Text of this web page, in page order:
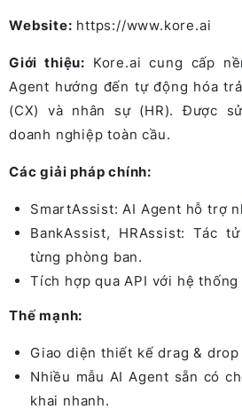
Website: https://www.kore.ai
Giới thiệu: Kore.ai cung cấp
Agent hướng đến tự động hóa
(CX) và nhân sự (HR). Được
doanh nghiệp toàn cầu.
Các giải pháp chính:
SmartAssist: AI Agent hỗ trợ
BankAssist, HRAssist: Tác
từng phòng ban.
Tích hợp qua API với hệ
Thế mạnh:
Giao diện thiết kế drag &
Nhiều mẫu AI Agent sẵn có
khai nhanh.